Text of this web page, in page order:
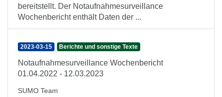
bereitstellt. Der Notaufnahmesurveillance
Wochenbericht enthält Daten der ...
2023-03-15 Berichte und sonstige Texte
Notaufnahmesurveillance Wochenbericht
01.04.2022 - 12.03.2023
SUMO Team